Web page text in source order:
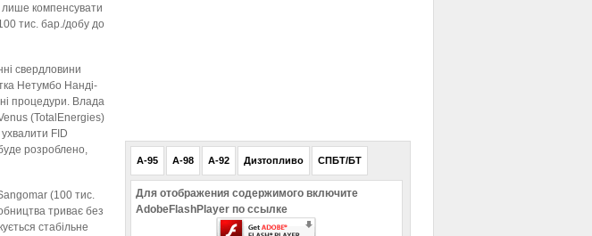
лише компенсувати
тис. бар./добу до
свердловини
Нетумбо Нанді-
процедури. Влада
(TotalEnergies)
FID
розроблено,
(100 тис.
триває без
стабільне
A-95 A-98 A-92 Дизтопливо СПБТ/БТ
Для отображения содержимого включите
AdobeFlashPlayer по ссылке